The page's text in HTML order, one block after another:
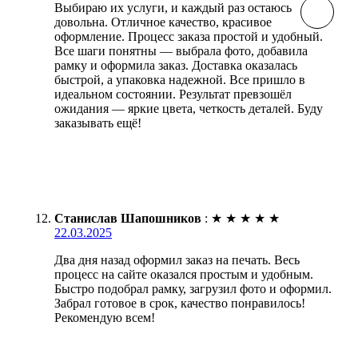
Выбираю их услуги, и каждый раз остаюсь
довольна. Отличное качество, красивое
оформление. Процесс заказа простой и удобный.
Все шаги понятны — выбрала фото, добавила
рамку и оформила заказ. Доставка оказалась
быстрой, а упаковка надежной. Все пришло в
идеальном состоянии. Результат превзошёл
ожидания — яркие цвета, четкость деталей. Буду
заказывать ещё!
Станислав Шапошников : ★ ★ ★ ★ ★
22.03.2025
Два дня назад оформил заказ на печать. Весь
процесс на сайте оказался простым и удобным.
Быстро подобрал рамку, загрузил фото и оформил.
Забрал готовое в срок, качество понравилось!
Рекомендую всем!